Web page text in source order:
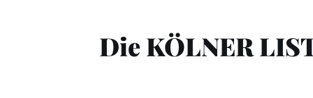
Die KÖLNER